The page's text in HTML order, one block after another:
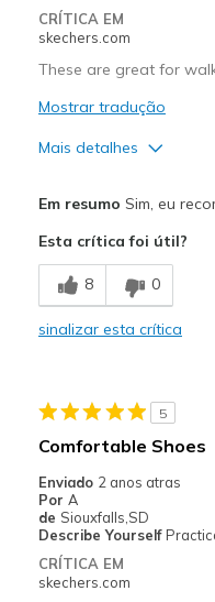
CRÍTICA EM
skechers.com
These are great for
Mostrar tradução
Mais detalhes
Breathe Well
Comfortable
Casual Wear
Width
Sizing
View On Shoes
Em resumo Sim, eu
Esta crítica foi útil?
8 0
sinalizar esta crítica
5
Comfortable Shoes
Enviado 2 anos atras
Por A
de Siouxfalls,SD
Describe Yourself
CRÍTICA EM
skechers.com